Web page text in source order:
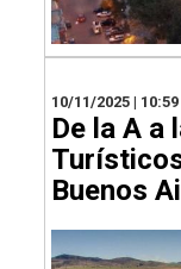
10/11/2025 | 10:59
De la A a
Buenos